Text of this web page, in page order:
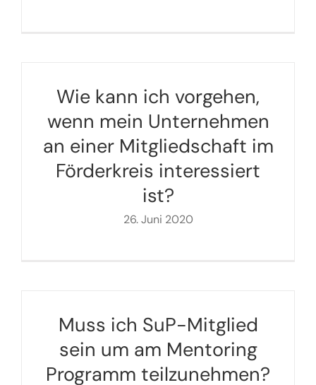
Wie kann ich vorgehen,
wenn mein Unternehmen
an einer Mitgliedschaft im
Förderkreis interessiert
ist?
26. Juni 2020
Muss ich SuP-Mitglied
sein um am Mentoring
Programm teilzunehmen?